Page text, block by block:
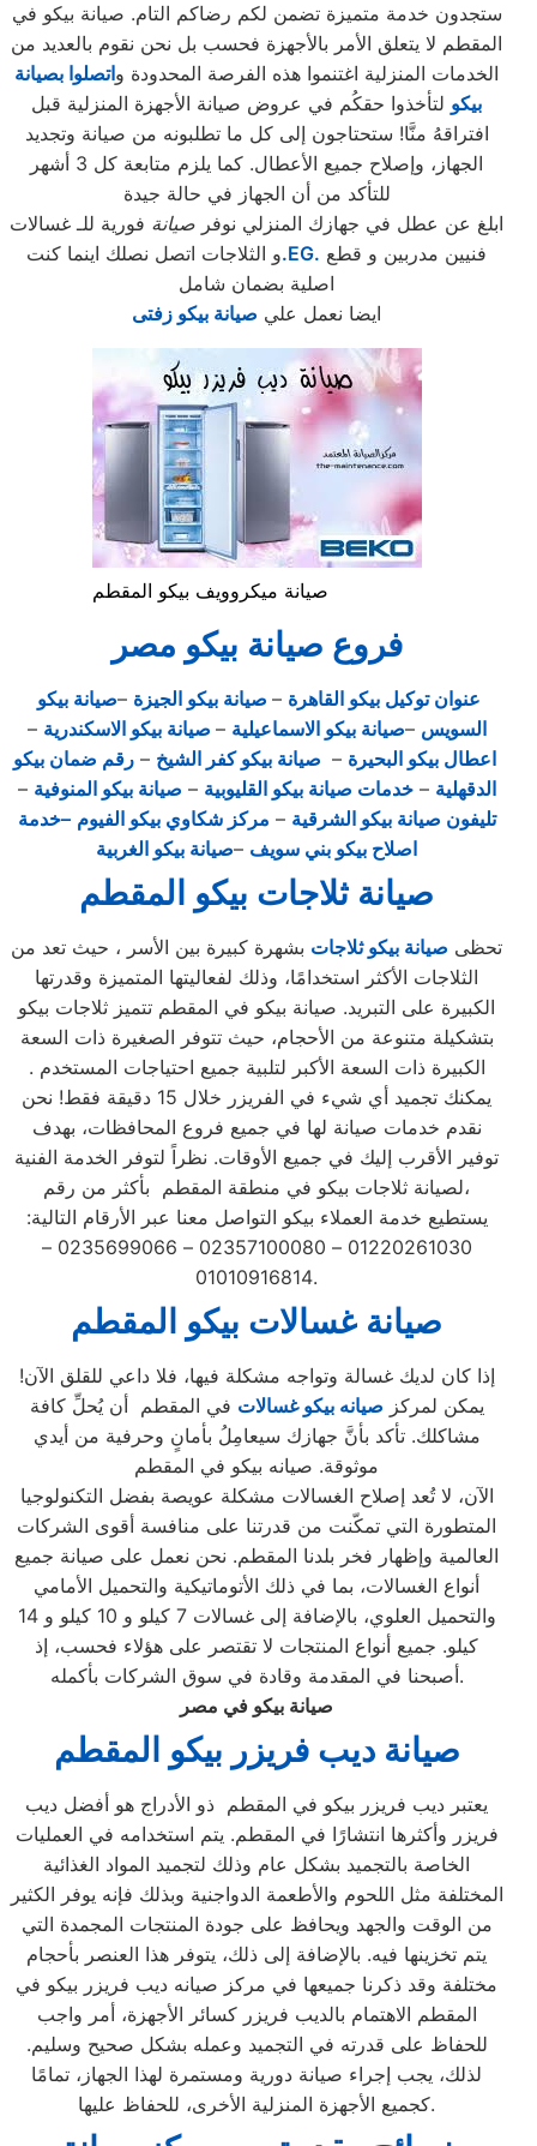
ستجدون خدمة متميزة تضمن لكم رضاكم التام. صيانة بيكو في
المقطم لا يتعلق الأمر بالأجهزة فحسب بل نحن نقوم بالعديد من
الخدمات المنزلية اغتنموا هذه الفرصة المحدودة واتصلوا بصيانة
بيكو لتأخذوا حقكُم في عروض صيانة الأجهزة المنزلية قبل
افتراقهُ منَّا! ستحتاجون إلى كل ما تطلبونه من صيانة وتجديد
الجهاز، وإصلاح جميع الأعطال. كما يلزم متابعة كل 3 أشهر
للتأكد من أن الجهاز في حالة جيدة
ابلغ عن عطل في جهازك المنزلي نوفر صيانة فورية للـ غسالات
و الثلاجات اتصل نصلك اينما كنت.EG.
اصلية بضمان شامل
ايضا نعمل علي صيانة بيكو زفتى
صيانة ميكروويف بيكو المقطم
فروع صيانة بيكو مصر
عنوان توكيل بيكو القاهرة – صيانة بيكو الجيزة –صيانة بيكو
السويس –صيانة بيكو الاسماعيلية – صيانة بيكو الاسكندرية –
اعطال بيكو البحيرة – صيانة بيكو كفر الشيخ –رقم ضمان بيكو
الدقهلية –خدمات صيانة بيكو القليوبية – صيانة بيكو المنوفية –
تليفون صيانة بيكو الشرقية – مركز شكاوي بيكو الفيوم –خدمة
اصلاح بيكو بني سويف –صيانة بيكو الغربية
صيانة ثلاجات بيكو المقطم
تحظى صيانة بيكو ثلاجات بشهرة كبيرة بين الأسر ، حيث تعد من
الثلاجات الأكثر استخدامًا، وذلك لفعاليتها المتميزة وقدرتها
الكبيرة على التبريد. صيانة بيكو في المقطم تتميز ثلاجات بيكو
بتشكيلة متنوعة من الأحجام، حيث تتوفر الصغيرة ذات السعة
الكبيرة ذات السعة الأكبر لتلبية جميع احتياجات المستخدم .
يمكنك تجميد أي شيء في الفريزر خلال 15 دقيقة فقط! نحن
نقدم خدمات صيانة لها في جميع فروع المحافظات، بهدف
توفير الأقرب إليك في جميع الأوقات. نظراً لتوفر الخدمة الفنية
لصيانة ثلاجات بيكو في منطقة المقطم بأكثر من رقم،
يستطيع خدمة العملاء بيكو التواصل معنا عبر الأرقام التالية:
01220261030 – 02357100080 – 0235699066 –
01010916814.
صيانة غسالات بيكو المقطم
إذا كان لديك غسالة وتواجه مشكلة فيها، فلا داعي للقلق الآن!
يمكن لمركز صيانه بيكو غسالات في المقطم أن يُحلِّ كافة
مشاكلك. تأكد بأنَّ جهازك سيعامِلُ بأمانٍ وحرفية من أيدي
موثوقة. صيانه بيكو في المقطم
الآن، لا تُعد إصلاح الغسالات مشكلة عويصة بفضل التكنولوجيا
المتطورة التي تمكّنت من قدرتنا على منافسة أقوى الشركات
العالمية وإظهار فخر بلدنا المقطم. نحن نعمل على صيانة جميع
أنواع الغسالات، بما في ذلك الأتوماتيكية والتحميل الأمامي
والتحميل العلوي، بالإضافة إلى غسالات 7 كيلو و 10 كيلو و 14
كيلو. جميع أنواع المنتجات لا تقتصر على هؤلاء فحسب، إذ
أصبحنا في المقدمة وقادة في سوق الشركات بأكمله.
صيانة بيكو في مصر
صيانة ديب فريزر بيكو المقطم
يعتبر ديب فريزر بيكو في المقطم ذو الأدراج هو أفضل ديب
فريزر وأكثرها انتشارًا في المقطم. يتم استخدامه في العمليات
الخاصة بالتجميد بشكل عام وذلك لتجميد المواد الغذائية
المختلفة مثل اللحوم والأطعمة الدواجنية وبذلك فإنه يوفر الكثير
من الوقت والجهد ويحافظ على جودة المنتجات المجمدة التي
يتم تخزينها فيه. بالإضافة إلى ذلك، يتوفر هذا العنصر بأحجام
مختلفة وقد ذكرنا جميعها في مركز صيانه ديب فريزر بيكو في
المقطم الاهتمام بالديب فريزر كسائر الأجهزة، أمر واجب
للحفاظ على قدرته في التجميد وعمله بشكل صحيح وسليم.
لذلك، يجب إجراء صيانة دورية ومستمرة لهذا الجهاز، تمامًا
كجميع الأجهزة المنزلية الأخرى، للحفاظ عليها.